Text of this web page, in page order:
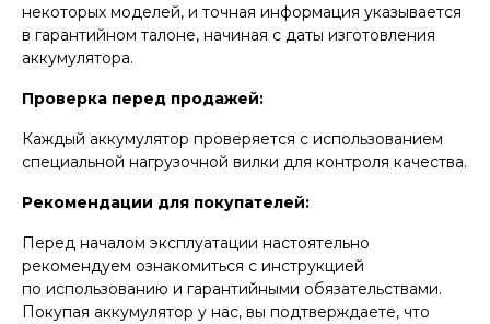
некоторых моделей, и точная информация указывается
в гарантийном талоне, начиная с даты изготовления
аккумулятора.
Проверка перед продажей:
Каждый аккумулятор проверяется с использованием
специальной нагрузочной вилки для контроля качества.
Рекомендации для покупателей:
Перед началом эксплуатации настоятельно
рекомендуем ознакомиться с инструкцией
по использованию и гарантийными обязательствами.
Покупая аккумулятор у нас, вы подтверждаете, что